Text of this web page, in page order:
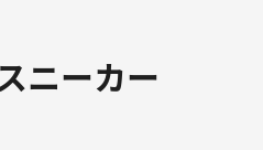
ニーカー